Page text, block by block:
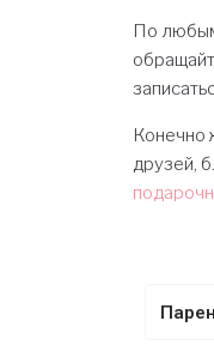
По
Конечно
друзей,